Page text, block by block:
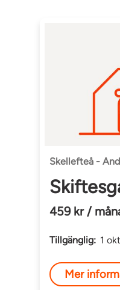
Skellefteå -
459 kr /
Tillgänglig: 1
Mer